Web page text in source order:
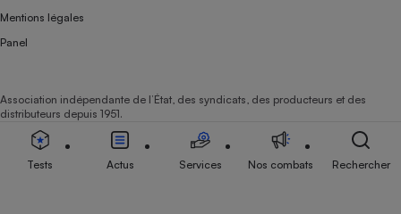
Mentions légales
Panel
Association indépendante de l’État, des syndicats, des producteurs et des
distributeurs depuis 1951.
Tests Actus Services Nos combats Rechercher